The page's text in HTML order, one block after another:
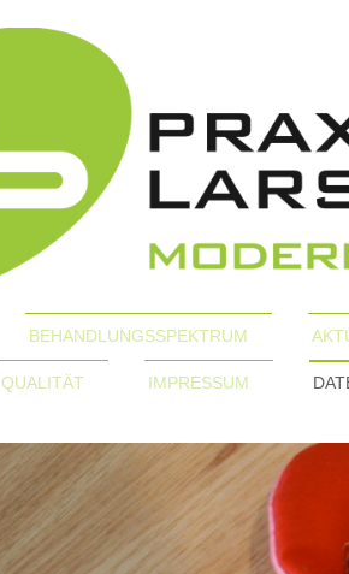
BEHANDLUNGSSPEKTRUM
QUALITÄT IMPRESSUM